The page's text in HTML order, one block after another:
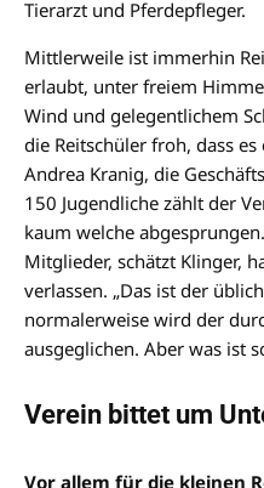
Tierarzt und Pferdepfleger.
Mittlerweile ist immerhin
erlaubt, unter freiem
Wind und gelegentlichem
die Reitschüler froh, dass
Andrea Kranig, die
150 Jugendliche zählt der
kaum welche
Mitglieder, schätzt Klinger,
verlassen. „Das ist der
normalerweise wird der
ausgeglichen. Aber was ist
Verein bittet um
Vor allem für die kleinen